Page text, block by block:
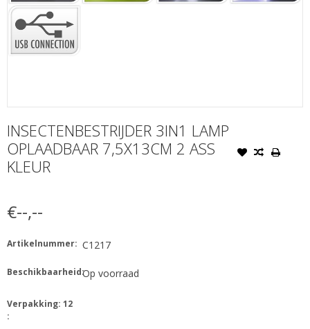
INSECTENBESTRIJDER 3IN1 LAMP
OPLAADBAAR 7,5X13CM 2 ASS
KLEUR
€--,--
Artikelnummer: C1217
Beschikbaarheid:Op voorraad
Verpakking: 12
: